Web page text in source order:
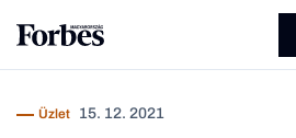
Üzlet 15. 12. 2021